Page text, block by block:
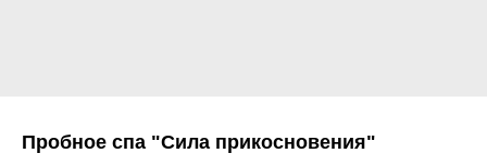
Пробное спа "Сила прикосновения"